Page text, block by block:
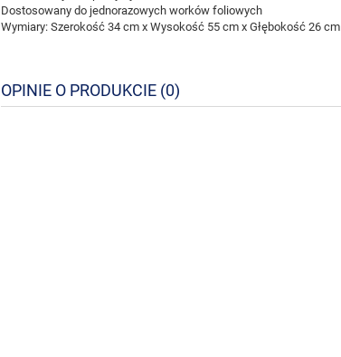
Dostosowany do jednorazowych worków foliowych
Wymiary: Szerokość 34 cm x Wysokość 55 cm x Głębokość 26 cm
OPINIE O PRODUKCIE (0)